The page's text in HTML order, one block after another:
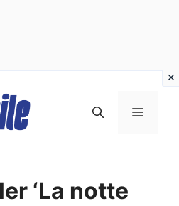
MENU
‘La notte